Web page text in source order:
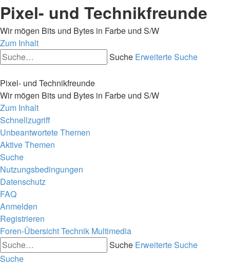
Pixel- und Technikfreunde
Wir mögen Bits und Bytes in Farbe und S/W
Zum Inhalt
Suche Erweiterte Suche
Pixel- und Technikfreunde
Wir mögen Bits und Bytes in Farbe und S/W
Zum Inhalt
Schnellzugriff
Unbeantwortete Themen
Aktive Themen
Suche
Nutzungsbedingungen
Datenschutz
FAQ
Anmelden
Registrieren
Foren-ÜbersichtTechnik Multimedia
Suche Erweiterte Suche
Suche